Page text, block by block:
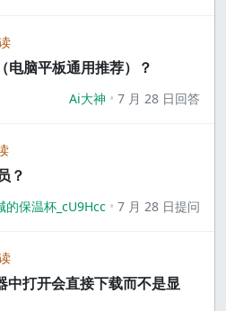
电脑平板通用推荐）？
Ai大神 7 月 28 日回答
？
的保温杯_cU9Hcc 7 月 28 日提问
中打开会直接下载而不是显